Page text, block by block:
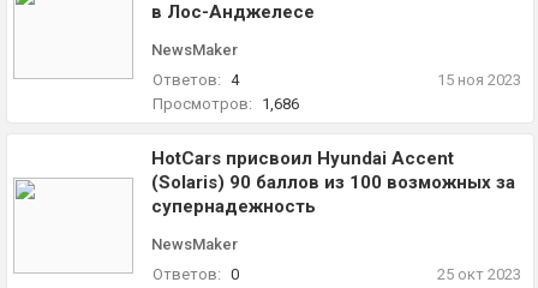
в Лос-Анджелесе
NewsMaker
Ответов: 4
Просмотров:
1,686
15 ноя 2023
HotCars присвоил Hyundai Accent
(Solaris) 90 баллов из 100 возможных за
супернадежность
NewsMaker
Ответов: 0
25 окт 2023